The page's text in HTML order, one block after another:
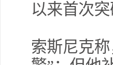
以来首次突
索斯尼克